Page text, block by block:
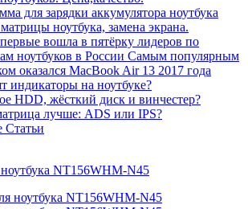
для зарядки аккумулятора ноутбука
ноутбука, замена экрана.
вошла в пятёрку лидеров по
ноутбуков в России Самым популярным
оказался MacBook Air 13 2017 года
индикаторы на ноутбуке?
HDD, жёсткий диск и винчестер?
лучше: ADS или IPS?
Статьи
NT156WHM-N45